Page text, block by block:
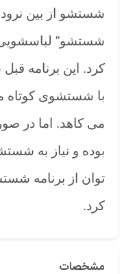
شستشو از بین
کرد. این برنامه
با شستشوی کوتاه
می کاهد. اما در
بوده و نیاز به
کرد.
مشخصات